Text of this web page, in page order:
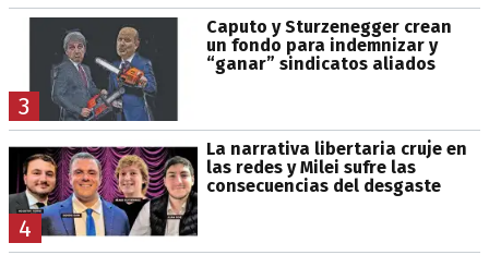
3
Caputo y Sturzenegger crean
un fondo para indemnizar y
“ganar” sindicatos aliados
4
La narrativa libertaria cruje en
las redes y Milei sufre las
consecuencias del desgaste